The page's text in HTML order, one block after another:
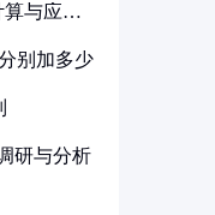
算与应用
别加多少
研与分析